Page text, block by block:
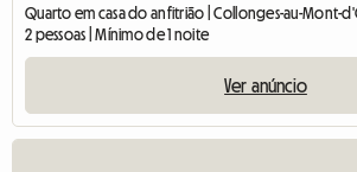
Quarto em casa do anfitrião | Collonges-au-Mont-
2 pessoas | Mínimo de 1 noite
Ver anúncio